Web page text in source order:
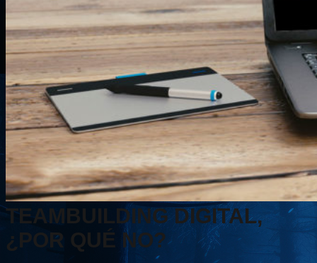
TEAMBUILDING DIGITAL,
¿POR QUÉ NO?